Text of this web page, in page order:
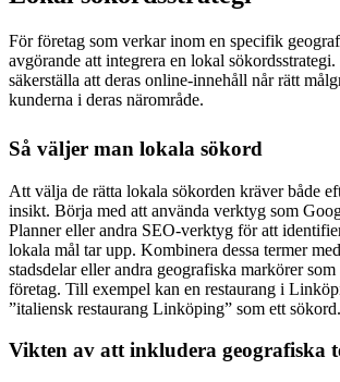
För företag som verkar inom en specifik
avgörande att integrera en lokal
säkerställa att deras online-innehåll når rätt
kunderna i deras närområde.
Så väljer man lokala sökord
Att välja de rätta lokala sökorden kräver både
insikt. Börja med att använda verktyg som
Planner eller andra SEO-verktyg för att
lokala mål tar upp. Kombinera dessa termer
stadsdelar eller andra geografiska markörer
företag. Till exempel kan en restaurang i
”italiensk restaurang Linköping” som ett sökord.
Vikten av att inkludera geografiska